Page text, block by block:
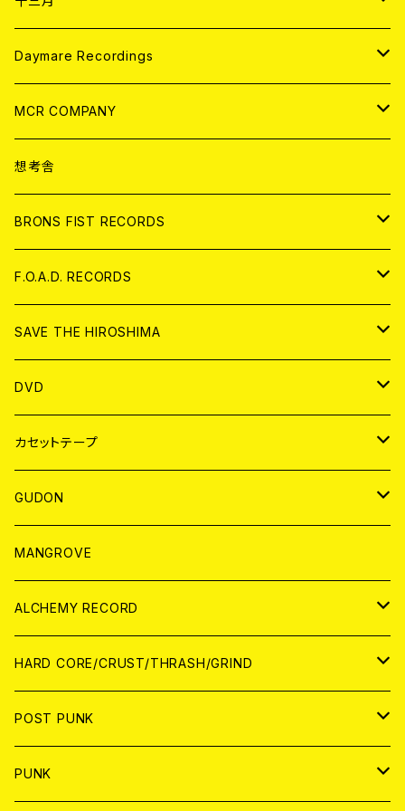
アパレル
ANALOG
CD
ANALOG
Daymare Recordings
CD
ANALOG
MCR COMPANY
CD
アパレル
ANALOG
想考舎
BRONS FIST RECORDS
CD
ANALOG
F.O.A.D. RECORDS
CD
ANALOG
SAVE THE HIROSHIMA
アパレル
BADGE
DVD
JAPAN
WORLD
カセットテープ
JAPAN
WORLD
GUDON
アパレル
PATCH
アナログ
DIGITAL CONTENTS
MANGROVE
ALCHEMY RECORD
CD
ANALOG
HARD CORE/CRUST/THRASH/GRIND
JAPAN
CD
WORLD
POST PUNK
CD
PUNK